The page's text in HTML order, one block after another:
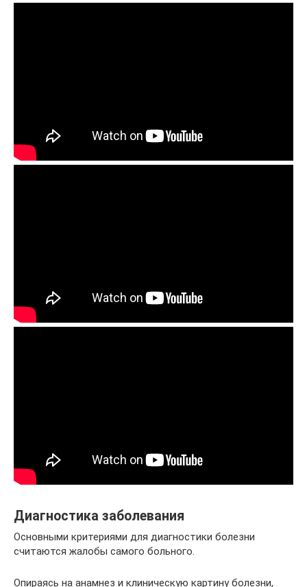
Диагностика заболевания
Основными критериями для диагностики болезни
считаются жалобы самого больного.
Опираясь на анамнез и клиническую картину болезни,